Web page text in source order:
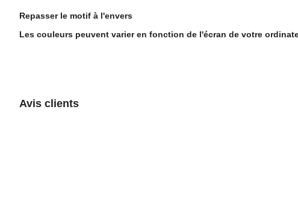
Repasser le motif à l'envers
Les couleurs peuvent varier en fonction de l'écran de votre
Avis clients